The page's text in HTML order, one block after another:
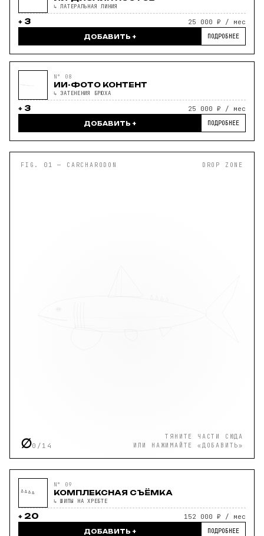
↳ ЛАТЕРАЛЬНАЯ ЛИНИЯ
3 25 000 ₽ / мес
ДОБАВИТЬ + ПОДРОБНЕЕ
N° 08
ИИ-ФОТО КОНТЕНТ
↳ ЗАТЕНЕНИЯ БРЮХА
3 25 000 ₽ / мес
ДОБАВИТЬ + ПОДРОБНЕЕ
⌖
СВЕРХРЕЗУЛЬТАТ — АКУЛА В
ПОЛНОЙ СИЛЕ
FIG. 01 — CARCHARODON DROP ZONE
∅0/14
ТЯНИТЕ ЧАСТИ СЮДА
ИЛИ НАЖИМАЙТЕ «ДОБАВИТЬ»
N° 09
КОМПЛЕКСНАЯ СЪЁМКА
↳ ШИПЫ НА ХРЕБТЕ
20 152 000 ₽ / мес
ДОБАВИТЬ + ПОДРОБНЕЕ